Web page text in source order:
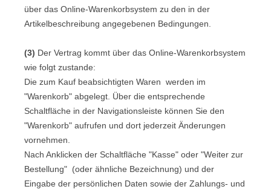
über das Online-Warenkorbsystem zu den in der
Artikelbeschreibung angegebenen Bedingungen.
(3) Der Vertrag kommt über das Online-Warenkorbsystem
wie folgt zustande:
Die zum Kauf beabsichtigten Waren werden im
"Warenkorb" abgelegt. Über die entsprechende
Schaltfläche in der Navigationsleiste können Sie den
"Warenkorb" aufrufen und dort jederzeit Änderungen
vornehmen.
Nach Anklicken der Schaltfläche "Kasse" oder "Weiter zur
Bestellung" (oder ähnliche Bezeichnung) und der
Eingabe der persönlichen Daten sowie der Zahlungs- und